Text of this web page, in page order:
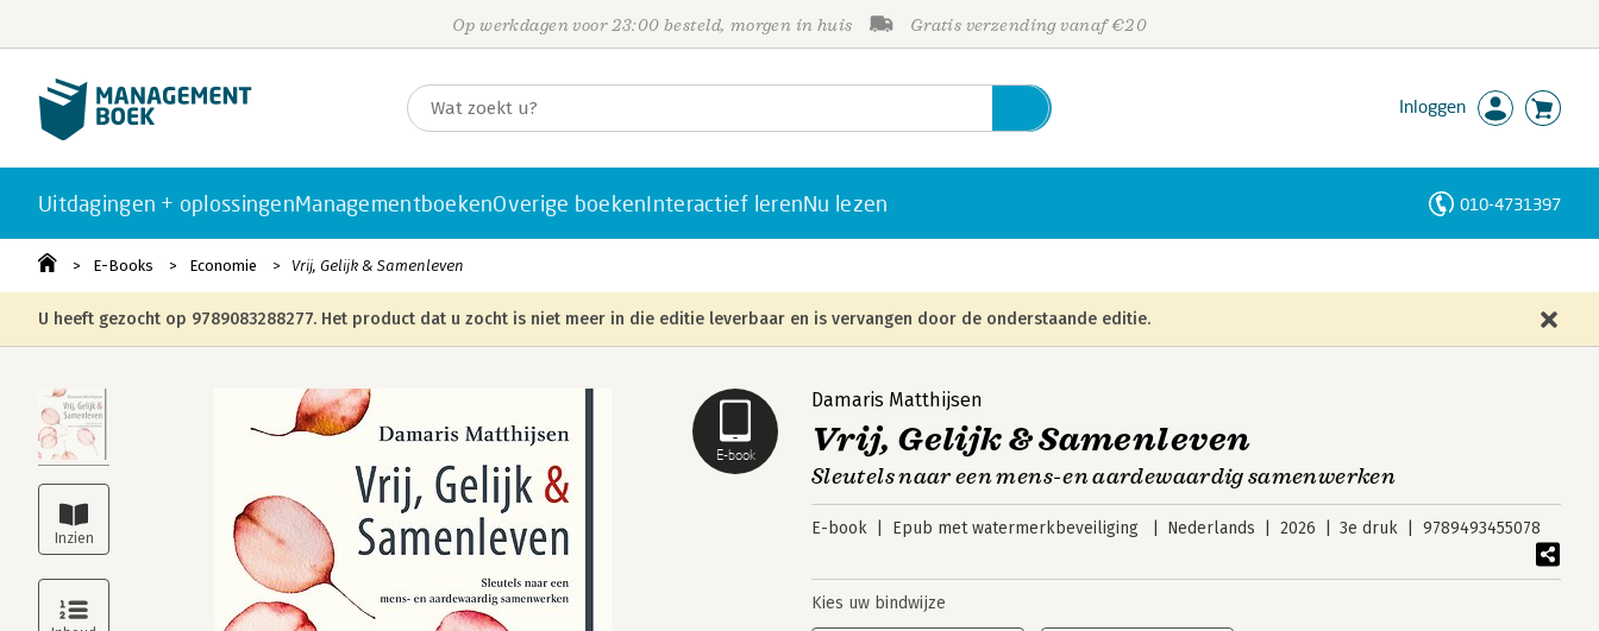
Op werkdagen voor 23:00 besteld, morgen in huis Gratis verzending vanaf €20
Inloggen
Uitdagingen + oplossingenManagementboekenOverige boekenInteractief lerenNu lezen 010-4731397
E-Books Economie Vrij, Gelijk & Samenleven
U heeft gezocht op 9789083288277. Het product dat u zocht is niet meer in die editie leverbaar en is vervangen door de onderstaande editie.
E-book
Damaris Matthijsen
Vrij, Gelijk & Samenleven
Sleutels naar een mens-en aardewaardig samenwerken
E-book Epub met watermerkbeveiliging Nederlands 2026 3e druk 9789493455078
Kies uw bindwijze
Personen
Trefwoorden